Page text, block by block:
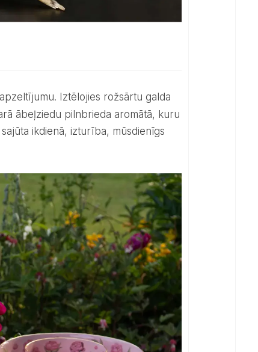
Iztēlojies rožsārtu galda
ābeļziedu pilnbrieda aromātā, kuru
ikdienā, izturība, mūsdienīgs